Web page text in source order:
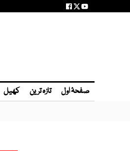
صفحۂ اول تازہ ترین کھیل